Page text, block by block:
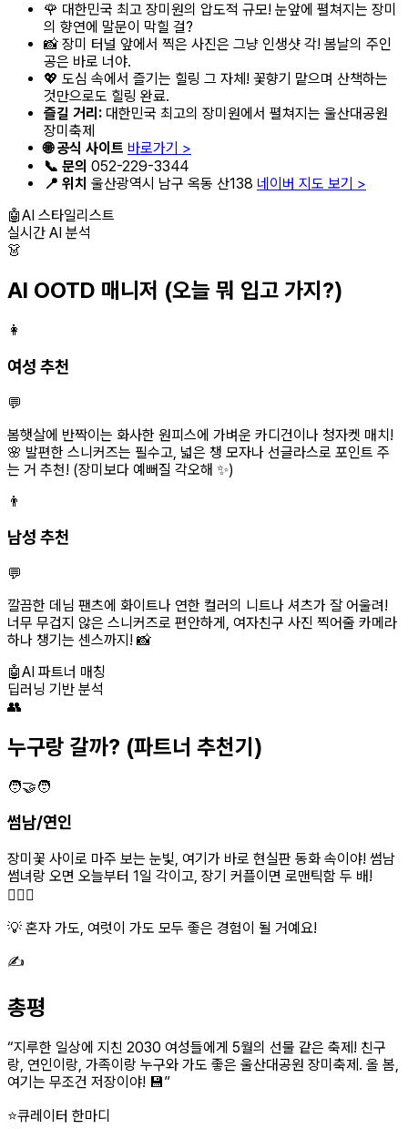
🌹 대한민국 최고 장미원의 압도적 규모! 눈앞에 펼쳐지는 장미
의 향연에 말문이 막힐 걸?
📸 장미 터널 앞에서 찍은 사진은 그냥 인생샷 각! 봄날의 주인
공은 바로 너야.
💖 도심 속에서 즐기는 힐링 그 자체! 꽃향기 맡으며 산책하는
것만으로도 힐링 완료.
즐길 거리: 대한민국 최고의 장미원에서 펼쳐지는 울산대공원
장미축제
🌐 공식 사이트 바로가기 >
📞 문의 052-229-3344
📍 위치 울산광역시 남구 옥동 산138 네이버 지도 보기 >
🤖AI 스타일리스트
실시간 AI 분석
👗
AI OOTD 매니저 (오늘 뭐 입고 가지?)
👩
여성 추천
💬
봄햇살에 반짝이는 화사한 원피스에 가벼운 카디건이나 청자켓 매치!
🌸 발편한 스니커즈는 필수고, 넓은 챙 모자나 선글라스로 포인트 주
는 거 추천! (장미보다 예뻐질 각오해 ✨)
👨
남성 추천
💬
깔끔한 데님 팬츠에 화이트나 연한 컬러의 니트나 셔츠가 잘 어울려!
너무 무겁지 않은 스니커즈로 편안하게, 여자친구 사진 찍어줄 카메라
하나 챙기는 센스까지! 📸
🤖AI 파트너 매칭
딥러닝 기반 분석
👥
누구랑 갈까? (파트너 추천기)
🧑‍🤝‍🧑
썸남/연인
장미꽃 사이로 마주 보는 눈빛, 여기가 바로 현실판 동화 속이야! 썸남
썸녀랑 오면 오늘부터 1일 각이고, 장기 커플이면 로맨틱함 두 배!
👩‍❤️‍👨
💡 혼자 가도, 여럿이 가도 모두 좋은 경험이 될 거예요!
✍️
총평
“지루한 일상에 지친 2030 여성들에게 5월의 선물 같은 축제! 친구
랑, 연인이랑, 가족이랑 누구와 가도 좋은 울산대공원 장미축제. 올 봄,
여기는 무조건 저장이야! 💾”
⭐큐레이터 한마디